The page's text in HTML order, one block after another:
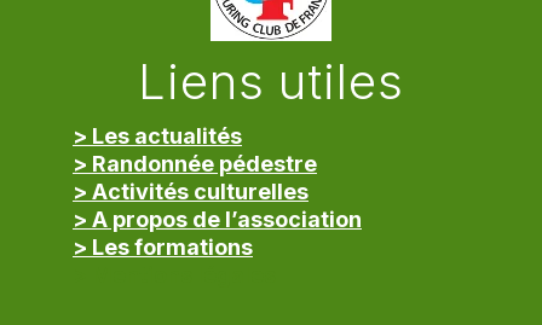
Liens utiles
> Les actualités
> Randonnée pédestre
> Activités culturelles
> A propos de l’association
> Les formations